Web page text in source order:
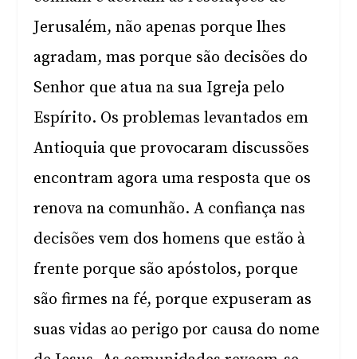
Jerusalém, não apenas porque lhes
agradam, mas porque são decisões do
Senhor que atua na sua Igreja pelo
Espírito. Os problemas levantados em
Antioquia que provocaram discussões
encontram agora uma resposta que os
renova na comunhão. A confiança nas
decisões vem dos homens que estão à
frente porque são apóstolos, porque
são firmes na fé, porque expuseram as
suas vidas ao perigo por causa do nome